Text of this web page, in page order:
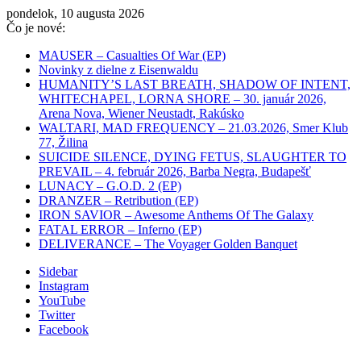
pondelok, 10 augusta 2026
Čo je nové:
MAUSER – Casualties Of War (EP)
Novinky z dielne z Eisenwaldu
HUMANITY’S LAST BREATH, SHADOW OF INTENT,
WHITECHAPEL, LORNA SHORE – 30. január 2026,
Arena Nova, Wiener Neustadt, Rakúsko
WALTARI, MAD FREQUENCY – 21.03.2026, Smer Klub
77, Žilina
SUICIDE SILENCE, DYING FETUS, SLAUGHTER TO
PREVAIL – 4. február 2026, Barba Negra, Budapešť
LUNACY – G.O.D. 2 (EP)
DRANZER – Retribution (EP)
IRON SAVIOR – Awesome Anthems Of The Galaxy
FATAL ERROR – Inferno (EP)
DELIVERANCE – The Voyager Golden Banquet
Sidebar
Instagram
YouTube
Twitter
Facebook